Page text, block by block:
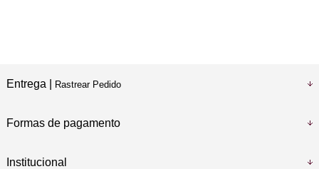
Entrega | Rastrear Pedido
Formas de pagamento
Institucional